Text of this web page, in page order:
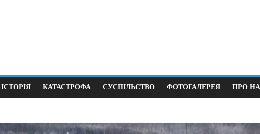
ІСТОРІЯ КАТАСТРОФА СУСПІЛЬСТВО ФОТОГАЛЕРЕЯ ПРО